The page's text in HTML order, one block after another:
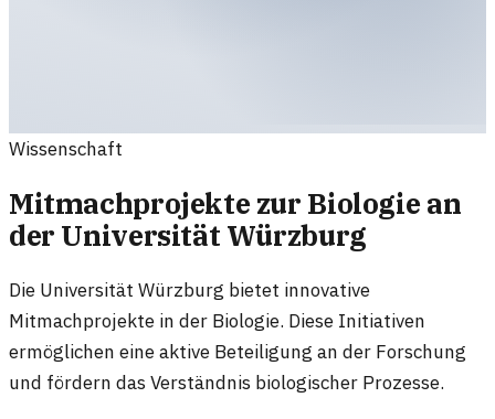
Wissenschaft
Mitmachprojekte zur Biologie an
der Universität Würzburg
Die Universität Würzburg bietet innovative
Mitmachprojekte in der Biologie. Diese Initiativen
ermöglichen eine aktive Beteiligung an der Forschung
und fördern das Verständnis biologischer Prozesse.